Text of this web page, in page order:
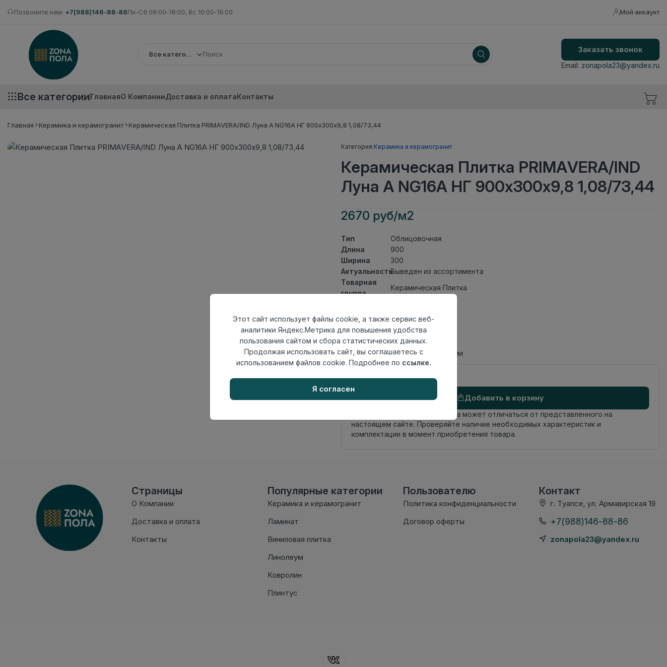
Позвоните нам: +7(988)146-88-86Пн-Сб 09:00-18:00, Вс 10:00-16:00 Мой аккаунт
Все категории
Заказать звонок
Email: zonapola23@yandex.ru
Все категорииГлавнаяО КомпанииДоставка и оплатаКонтакты
Главная Керамика и керамогранит Керамическая Плитка PRIMAVERA/IND Луна А NG16A НГ 900х300х9,8 1,08/73,44
Категория:Керамика и керамогранит
Керамическая Плитка PRIMAVERA/IND
Луна А NG16A НГ 900х300х9,8 1,08/73,44
2670 руб/м2
Тип
Облицовочная
Длина
900
Ширина
300
АктуальностьВыведен из ассортимента
Товарная
группа
Керамическая Плитка
Поверхность
Страна
происхождения
Индия
Номер
комплекта
Книга с коллекциями
Осталось83 упак
Добавить в корзину
Внимание! Внешний вид товара может отличаться от представленного на
настоящем сайте. Проверяйте наличие необходимых характеристик и
комплектации в момент приобретения товара.
Страницы
О Компании
Доставка и оплата
Контакты
Популярные категории
Керамика и керамогранит
Ламинат
Виниловая плитка
Линолеум
Ковролин
Плинтус
Пользователю
Политика конфиденциальности
Договор оферты
Контакт
г. Туапсе, ул. Армавирская 19
+7(988)146-88-86
zonapola23@yandex.ru
Этот сайт использует файлы cookie, а также сервис веб-
аналитики Яндекс.Метрика для повышения удобства
пользования сайтом и сбора статистических данных.
Продолжая использовать сайт, вы соглашаетесь с
использованием файлов cookie. Подробнее по ссылке.
Я согласен